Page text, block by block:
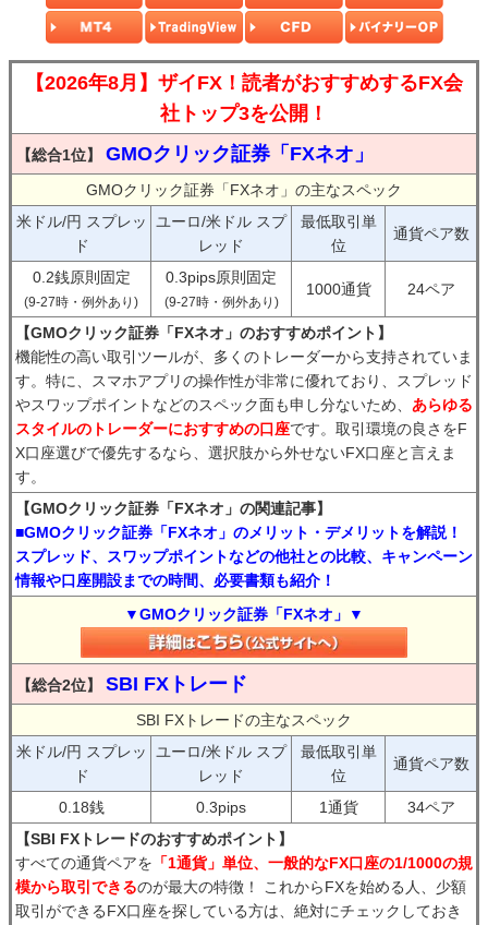
【2026年8月】ザイFX！読者がおすすめするFX会
社トップ3を公開！
【総合1位】 GMOクリック証券「FXネオ」
GMOクリック証券「FXネオ」の主なスペック
米ドル/円 スプレッ
ド
ユーロ/米ドル スプ
レッド
最低取引単
位
通貨ペア数
0.2銭原則固定
(9-27時・例外あり)
0.3pips原則固定
(9-27時・例外あり)
1000通貨 24ペア
【GMOクリック証券「FXネオ」のおすすめポイント】
機能性の高い取引ツールが、多くのトレーダーから支持されていま
す。特に、スマホアプリの操作性が非常に優れており、スプレッド
やスワップポイントなどのスペック面も申し分ないため、 あらゆる
スタイルのトレーダーにおすすめの口座です。取引環境の良さをF
X口座選びで優先するなら、選択肢から外せないFX口座と言えま
す。
【GMOクリック証券「FXネオ」の関連記事】
■GMOクリック証券「FXネオ」のメリット・デメリットを解説！
スプレッド、スワップポイントなどの他社との比較、キャンペーン
情報や口座開設までの時間、必要書類も紹介！
▼GMOクリック証券「FXネオ」▼
【総合2位】 SBI FXトレード
SBI FXトレードの主なスペック
米ドル/円 スプレッ
ド
ユーロ/米ドル スプ
レッド
最低取引単
位
通貨ペア数
0.18銭 0.3pips 1通貨
34ペア
【SBI FXトレードのおすすめポイント】
すべての通貨ペアを 「1通貨」単位、一般的なFX口座の1/1000の規
模から取引できるのが最大の特徴！ これからFXを始める人、少額
取引ができるFX口座を探している方は、絶対にチェックしておき